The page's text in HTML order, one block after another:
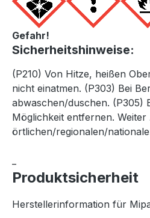
Gefahr!
Sicherheitshinweise:
(P210) Von Hitze, heißen
nicht einatmen. (P303) Bei
abwaschen/duschen. (P305)
Möglichkeit entfernen.
örtlichen/regionalen/
Produktsicherheit
Herstellerinformation für